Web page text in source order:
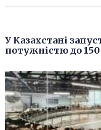
У Казахстані
потужністю до